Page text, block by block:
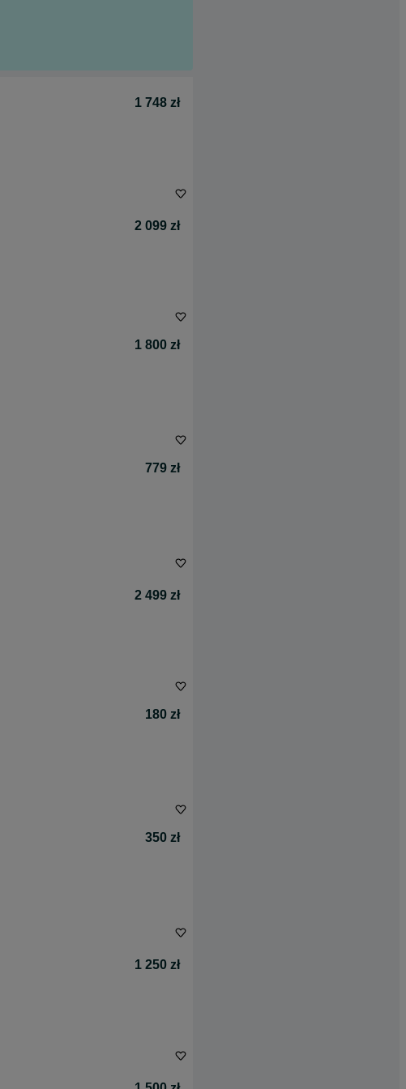
1 748 zł
2 099 zł
1 800 zł
779 zł
2 499 zł
180 zł
350 zł
1 250 zł